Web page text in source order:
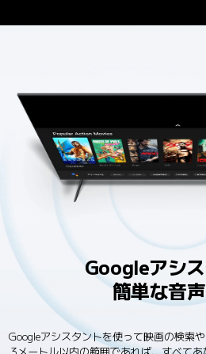
Googleアシ
簡単な音
Googleアシスタントを使って映画の検索